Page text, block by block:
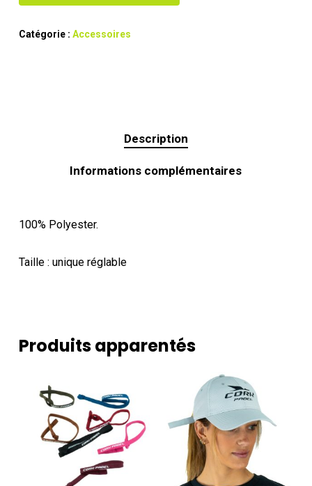
Catégorie : Accessoires
Description
Informations complémentaires
100% Polyester.
Taille : unique réglable
Produits apparentés